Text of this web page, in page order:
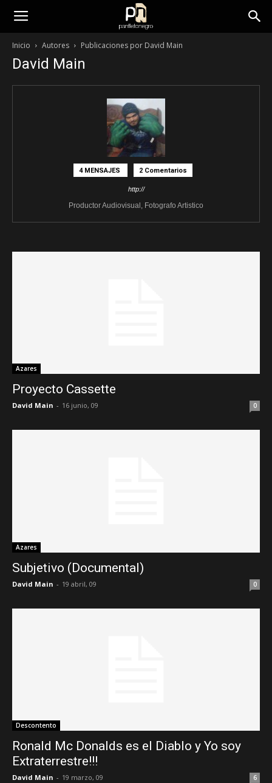
panfletonegro
Inicio Autores Publicaciones por David Main
David Main
4 MENSAJES 2 Comentarios
http://
Productor Audiovisual, Fotografo Artistico
Azares
Proyecto Cassette
David Main - 16 junio, 09 0
Azares
Subjetivo (Documental)
David Main - 19 abril, 09 0
Descontento
Ronald Mc Donalds es el Diablo y Yo soy
Extraterrestre!!!
David Main - 19 marzo, 09 6